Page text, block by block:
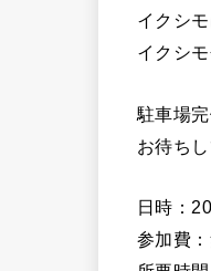
イクシ
イクシ
駐車場完
お待ち
日時：
参加費